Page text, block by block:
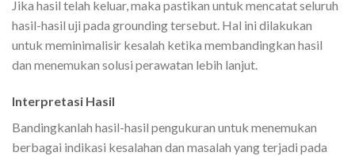
Jika hasil telah keluar, maka pastikan untuk mencatat seluruh
hasil-hasil uji pada grounding tersebut. Hal ini dilakukan
untuk meminimalisir kesalah ketika membandingkan hasil
dan menemukan solusi perawatan lebih lanjut.
Interpretasi Hasil
Bandingkanlah hasil-hasil pengukuran untuk menemukan
berbagai indikasi kesalahan dan masalah yang terjadi pada